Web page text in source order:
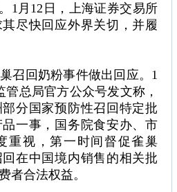
1月12日，上海证券交易所
尽快回应外界关切，并履
召回奶粉事件做出回应。1
管总局官方公众号发文称，
分国家预防性召回特定批
一事，国务院食安办、市
重视，第一时间督促雀巢
回在中国境内销售的相关批
者合法权益。